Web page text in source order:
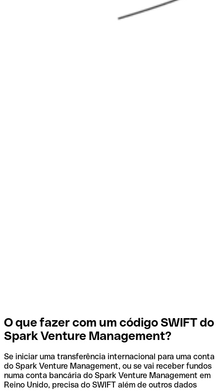
O que fazer com um código SWIFT do
Spark Venture Management?
Se iniciar uma transferência internacional para uma conta
do Spark Venture Management, ou se vai receber fundos
numa conta bancária do Spark Venture Management em
Reino Unido, precisa do SWIFT além de outros dados